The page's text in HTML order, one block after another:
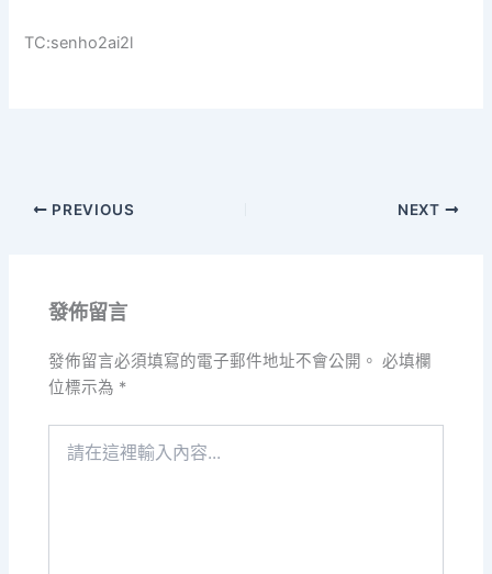
TC:senho2ai2l
PREVIOUS NEXT
發佈留言
發佈留言必須填寫的電子郵件地址不會公開。 必填欄
位標示為 *